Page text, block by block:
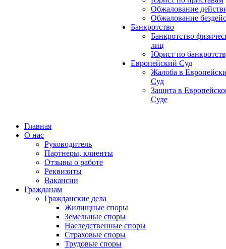
Обжалование
Обжалование
Банкротство
Банкротство
лиц
Юрист по
Европейский Суд
Жалоба в
Суд
Защита в
Суде
Главная
О нас
Руководитель
Партнеры, клиенты
Отзывы о работе
Реквизиты
Вакансии
Гражданам
Гражданские дела
Жилищные споры
Земельные споры
Наследственные споры
Страховые споры
Трудовые споры